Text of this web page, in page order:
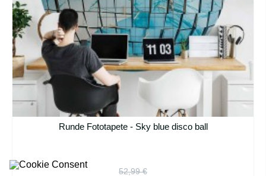
Runde Fototapete - Sky blue disco ball
52,99 €